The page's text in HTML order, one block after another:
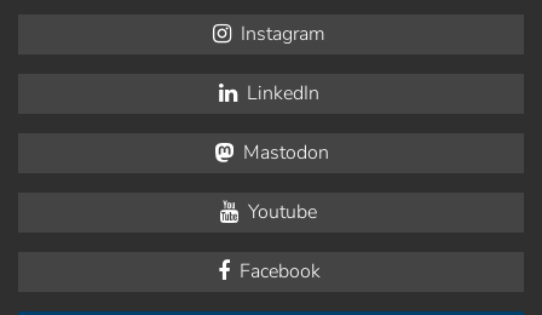
Instagram
LinkedIn
Mastodon
Youtube
Facebook